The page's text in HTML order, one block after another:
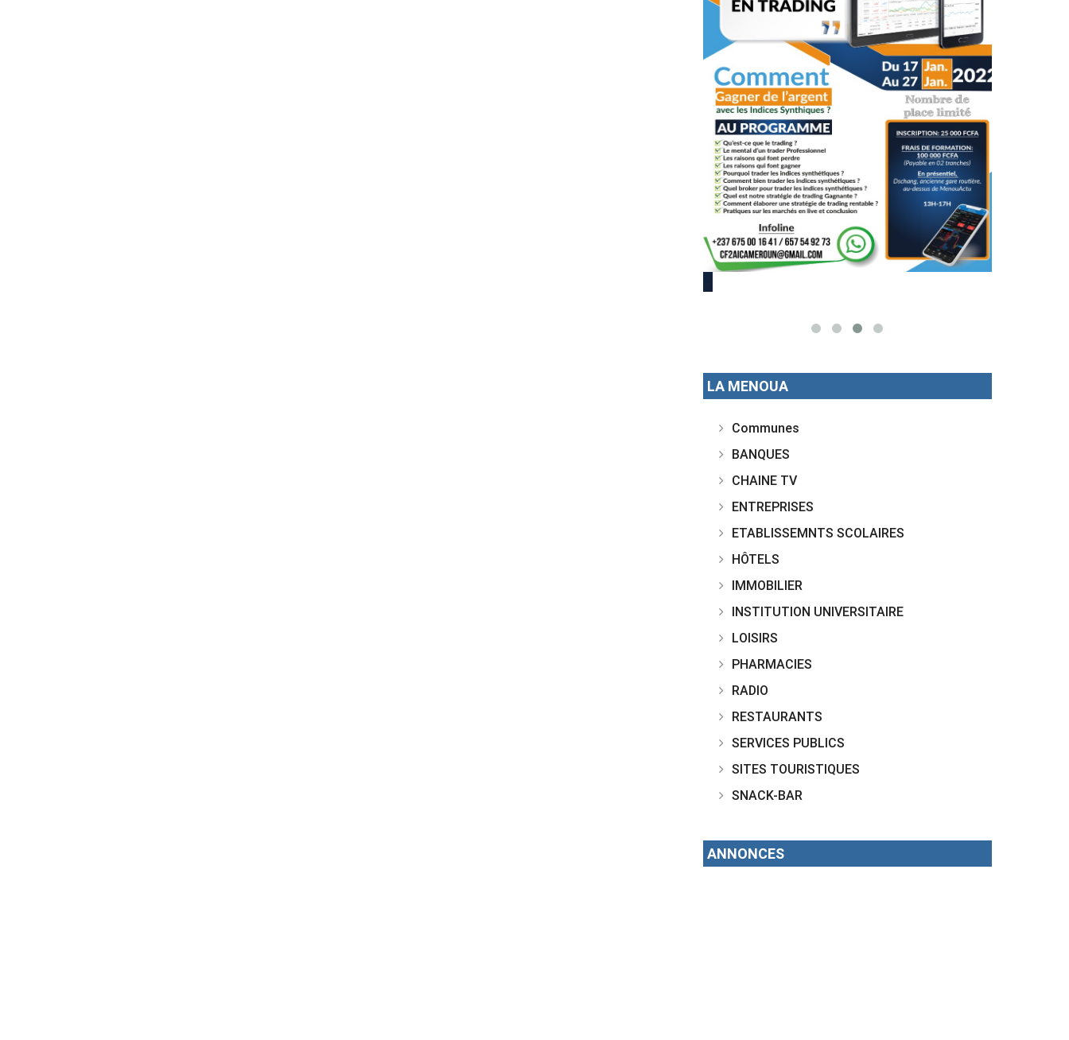
LA MENOUA
Communes
BANQUES
CHAINE TV
ENTREPRISES
ETABLISSEMNTS SCOLAIRES
HÔTELS
IMMOBILIER
INSTITUTION UNIVERSITAIRE
LOISIRS
PHARMACIES
RADIO
RESTAURANTS
SERVICES PUBLICS
SITES TOURISTIQUES
SNACK-BAR
ANNONCES